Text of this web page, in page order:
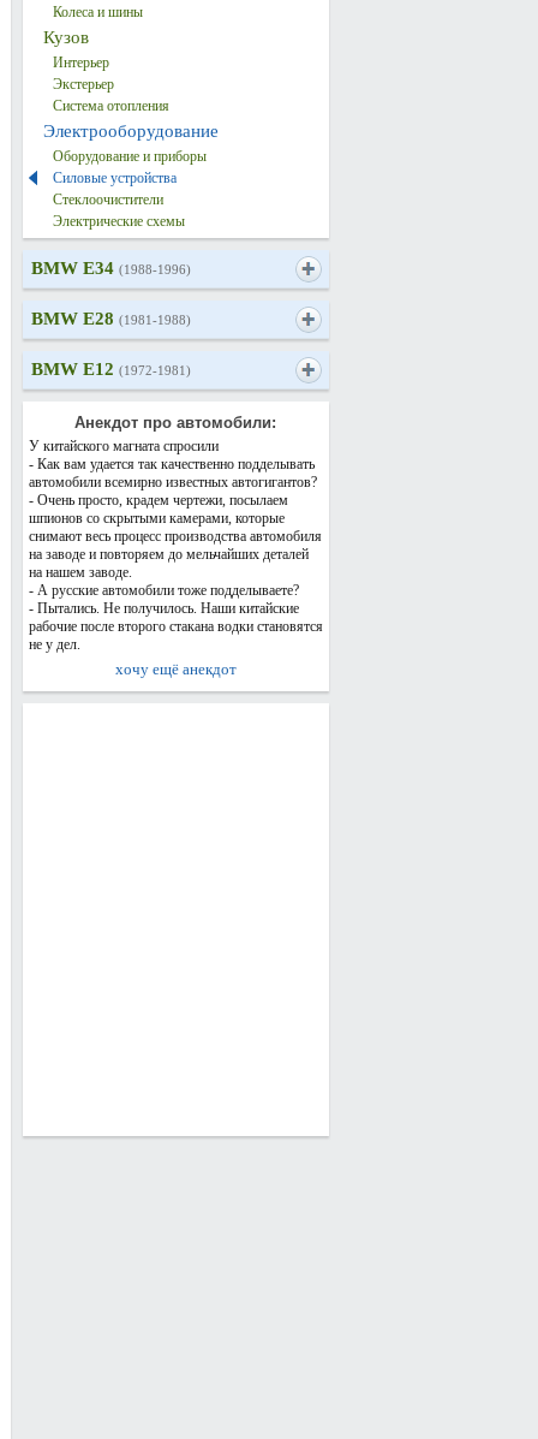
Колеса и шины
Кузов
Интерьер
Экстерьер
Система отопления
Электрооборудование
Оборудование и приборы
Силовые устройства
Стеклоочистители
Электрические схемы
BMW E34 (1988-1996)
BMW E28 (1981-1988)
BMW E12 (1972-1981)
Анекдот про автомобили:
У китайского магната спросили
- Как вам удается так качественно подделывать
автомобили всемирно известных автогигантов?
- Очень просто, крадем чертежи, посылаем
шпионов со скрытыми камерами, которые
снимают весь процесс производства автомобиля
на заводе и повторяем до мельчайших деталей
на нашем заводе.
- А русские автомобили тоже подделываете?
- Пытались. Не получилось. Наши китайские
рабочие после второго стакана водки становятся
не у дел.
хочу ещё анекдот